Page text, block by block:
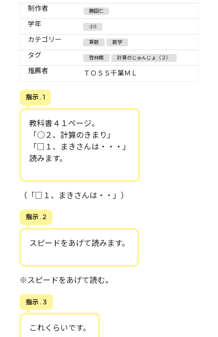
制作者
勝田仁
学年 小3
カテゴリー 算数 数学
タグ 啓林館 計算のじゅんじょ（２）
推薦者 ＴＯＳＳ千葉ＭＬ
指示 . 1
教科書４１ページ。
「○２、計算のきまり」
「□１、まきさんは・・・」
読みます。
（「□１、まきさんは・・」）
指示 . 2
スピードをあげて読みます。
※スピードをあげて読む。
指示 . 3
これくらいです。